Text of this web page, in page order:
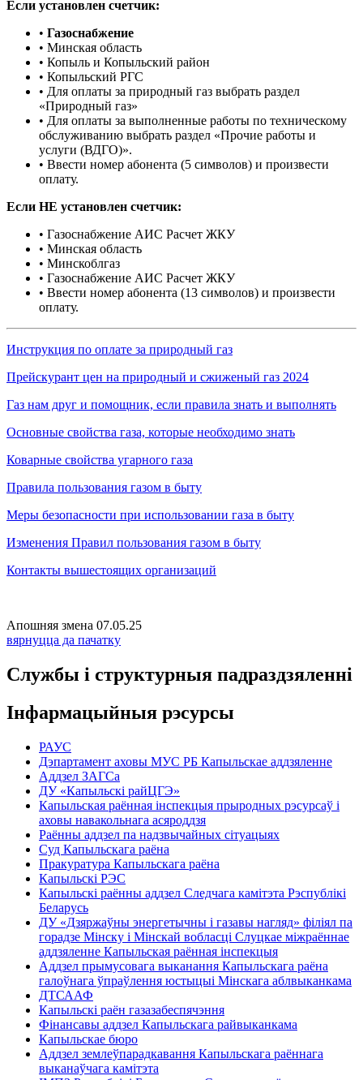
Если установлен счетчик:
• Газоснабжение
• Минская область
• Копыль и Копыльский район
• Копыльский РГС
• Для оплаты за природный газ выбрать раздел
«Природный газ»
• Для оплаты за выполненные работы по техническому
обслуживанию выбрать раздел «Прочие работы и
услуги (ВДГО)».
• Ввести номер абонента (5 символов) и произвести
оплату.
Если НЕ установлен счетчик:
• Газоснабжение АИС Расчет ЖКУ
• Минская область
• Минскоблгаз
• Газоснабжение АИС Расчет ЖКУ
• Ввести номер абонента (13 символов) и произвести
оплату.
Инструкция по оплате за природный газ
Прейскурант цен на природный и сжиженый газ 2024
Газ нам друг и помощник, если правила знать и выполнять
Основные свойства газа, которые необходимо знать
Коварные свойства угарного газа
Правила пользования газом в быту
Меры безопасности при использовании газа в быту
Изменения Правил пользования газом в быту
Контакты вышестоящих организаций
Апошняя змена 07.05.25
вярнуцца да пачатку
Службы і структурныя падраздзяленні
Інфармацыйныя рэсурсы
РАУС
Дэпартамент аховы МУС РБ Капыльскае аддзяленне
Аддзел ЗАГСа
ДУ «Капыльскі райЦГЭ»
Капыльская раённая інспекцыя прыродных рэсурсаў і
аховы навакольнага асяроддзя
Раённы аддзел па надзвычайных сітуацыях
Суд Капыльскага раёна
Пракуратура Капыльскага раёна
Капыльскі РЭС
Капыльскі раённы аддзел Следчага камітэта Рэспублікі
Беларусь
ДУ «Дзяржаўны энергетычны і газавы нагляд» філіял па
горадзе Мінску і Мінскай вобласці Слуцкае міжраённае
аддзяленне Капыльская раённая інспекцыя
Аддзел прымусовага выканання Капыльскага раёна
галоўнага ўпраўлення юстыцыі Мінскага аблвыканкама
ДТСААФ
Капыльскі раён газазабеспячэння
Фінансавы аддзел Капыльскага райвыканкама
Капыльскае бюро
Аддзел землеўпарадкавання Капыльскага раённага
выканаўчага камітэта